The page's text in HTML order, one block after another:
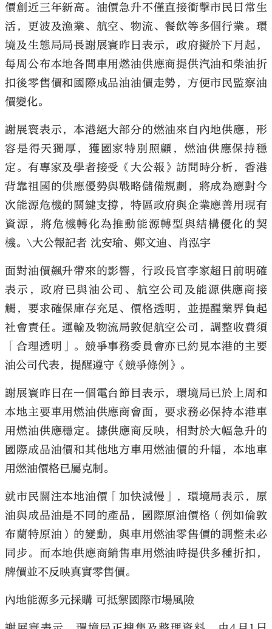
價創近三年新高。油價急升不僅直接衝擊市民日常生
活，更波及漁業、航空、物流、餐飲等多個行業。環
境及生態局局長謝展寰昨日表示，政府擬於下月起，
每周公布本地各間車用燃油供應商提供汽油和柴油折
扣後零售價和國際成品油油價走勢，方便市民監察油
價變化。
謝展寰表示，本港絕大部分的燃油來自內地供應，形
容是得天獨厚，獲國家特別照顧，燃油供應保持穩
定。有專家及學者接受《大公報》訪問時分析，香港
背靠祖國的供應優勢與戰略儲備規劃，將成為應對今
次能源危機的關鍵支撐，特區政府與企業應善用現有
資源，將危機轉化為推動能源轉型與結構優化的契
機。\大公報記者 沈安瑜、鄭文迪、肖泓宇
面對油價飆升帶來的影響，行政長官李家超日前明確
表示，政府已與油公司、航空公司及能源供應商接
觸，要求確保庫存充足、價格透明，並提醒業界負起
社會責任。運輸及物流局敦促航空公司，調整收費須
「合理透明」。競爭事務委員會亦已約見本港的主要
油公司代表，提醒遵守《競爭條例》。
謝展寰昨日在一個電台節目表示，環境局已於上周和
本地主要車用燃油供應商會面，要求務必保持本港車
用燃油供應穩定。據供應商反映，相對於大幅急升的
國際成品油價和其他地方車用燃油價的升幅，本地車
用燃油價格已屬克制。
就市民關注本地油價「加快減慢」，環境局表示，原
油與成品油是不同的產品，國際原油價格（例如倫敦
布蘭特原油）的變動，與車用燃油零售價的調整未必
同步。而本地供應商銷售車用燃油時提供多種折扣，
牌價並不反映真實零售價。
內地能源多元採購 可抵禦國際市場風險